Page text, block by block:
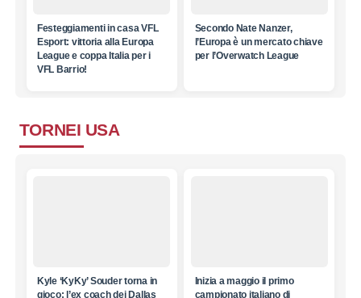
Festeggiamenti in casa VFL
Esport: vittoria alla Europa
League e coppa Italia per i
VFL Barrio!
Secondo Nate Nanzer,
l’Europa è un mercato chiave
per l’Overwatch League
TORNEI USA
Kyle ‘KyKy’ Souder torna in
gioco: l’ex coach dei Dallas
Inizia a maggio il primo
campionato italiano di